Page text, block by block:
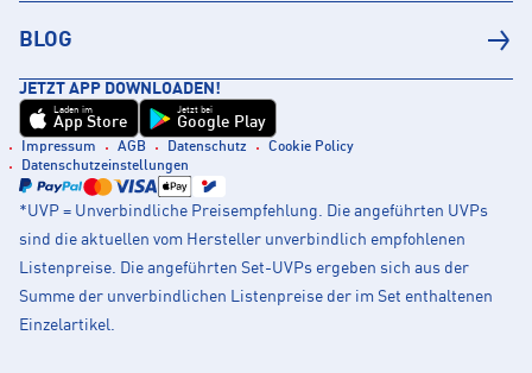
BLOG
JETZT APP DOWNLOADEN!
Laden im
App Store
Jetzt bei
Google Play
Impressum AGB Datenschutz
Cookie Policy
Datenschutzeinstellungen
*UVP = Unverbindliche Preisempfehlung. Die angeführten UVPs
sind die aktuellen vom Hersteller unverbindlich empfohlenen
Listenpreise. Die angeführten Set-UVPs ergeben sich aus der
Summe der unverbindlichen Listenpreise der im Set enthaltenen
Einzelartikel.